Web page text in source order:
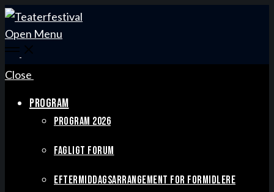
Open Menu
Close
PROGRAM
PROGRAM 2026
FAGLIGT FORUM
EFTERMIDDAGSARRANGEMENT FOR FORMIDLERE